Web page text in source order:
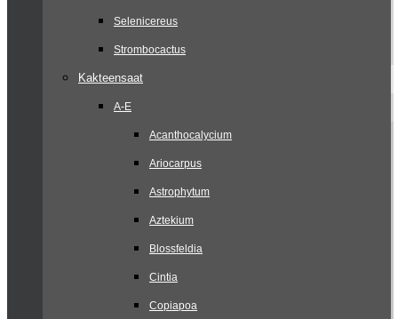
Selenicereus
Strombocactus
Kakteensaat
A-E
Acanthocalycium
Ariocarpus
Astrophytum
Aztekium
Blossfeldia
Cintia
Copiapoa